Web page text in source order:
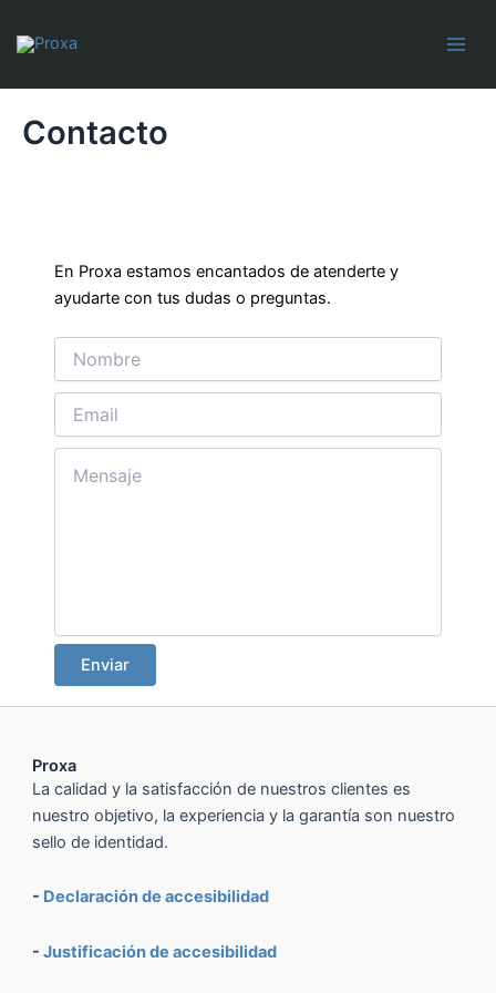
Contacto
En Proxa estamos encantados de atenderte y
ayudarte con tus dudas o preguntas.
Enviar
Proxa
La calidad y la satisfacción de nuestros clientes es
nuestro objetivo, la experiencia y la garantía son nuestro
sello de identidad.
- Declaración de accesibilidad
-Justificación de accesibilidad